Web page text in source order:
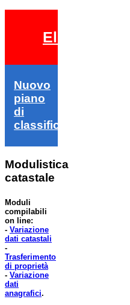
Elezioni 2026
Nuovo
piano
di
classifica
Modulistica
catastale
Moduli
compilabili
on line:
- Variazione
dati catastali
-
Trasferimento
di proprietà
- Variazione
dati
anagrafici.